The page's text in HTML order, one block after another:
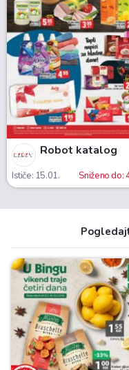
Robot katalog
Ističe: 15.01. Sniženo do: